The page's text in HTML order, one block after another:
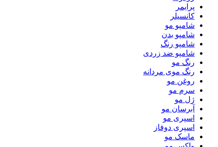
پرایمر
کانسیلر
شامپو مو
شامپو بدن
شامپو رنگ
شامپو ضد زردی
رنگ مو
رنگ موی مردانه
روغن مو
سرم مو
ژل مو
آبرسان مو
اسپری مو
اسپری دوفاز
ماسک مو